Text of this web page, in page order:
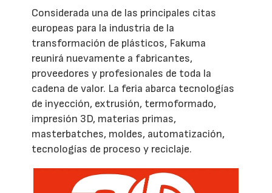
Considerada una de las principales citas
europeas para la industria de la
transformación de plásticos, Fakuma
reunirá nuevamente a fabricantes,
proveedores y profesionales de toda la
cadena de valor. La feria abarca tecnologías
de inyección, extrusión, termoformado,
impresión 3D, materias primas,
masterbatches, moldes, automatización,
tecnologías de proceso y reciclaje.